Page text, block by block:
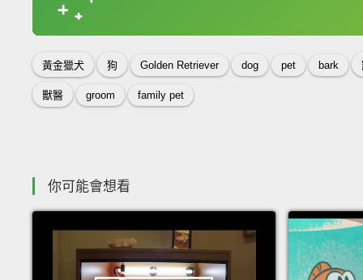
黃金獵犬 狗 Golden Retriever dog pet bark
獸醫 groom family pet
你可能會想看